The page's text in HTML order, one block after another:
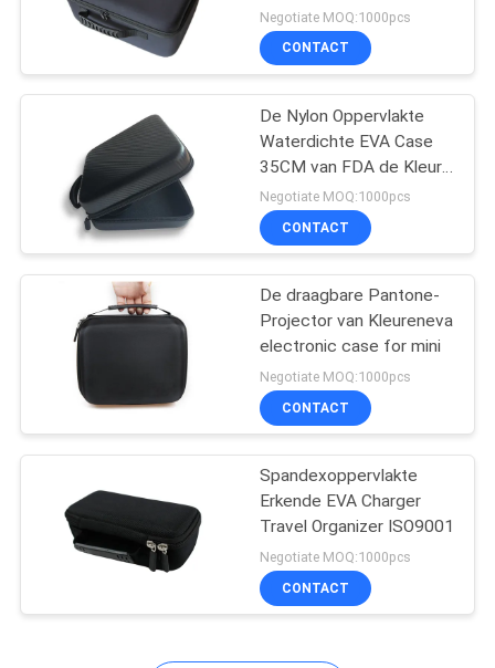
Niet Geweven Stof
het Winkelen Zak
waterdichte
rugzakzak
Eva Electronic Case
stoffenoppervlakte de
Waterdichte
Negotiate MOQ:1000pcs
CONTACT
De Nylon Oppervlakte
Waterdichte EVA Case
35CM van FDA de Kleur
van Lengtepantone
Negotiate MOQ:1000pcs
CONTACT
De draagbare Pantone-
Projector van Kleureneva
electronic case for mini
Negotiate MOQ:1000pcs
CONTACT
Spandexoppervlakte
Erkende EVA Charger
Travel Organizer ISO9001
Negotiate MOQ:1000pcs
CONTACT